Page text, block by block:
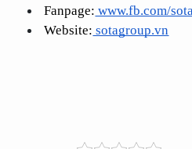
Fanpage: www.fb.com/
Website: sotagroup.vn